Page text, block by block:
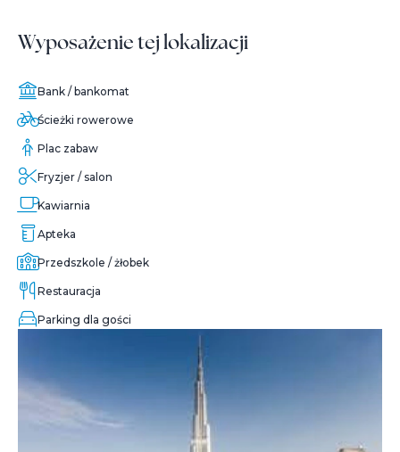
Wyposażenie tej lokalizacji
Bank / bankomat
Ścieżki rowerowe
Plac zabaw
Fryzjer / salon
Kawiarnia
Apteka
Przedszkole / żłobek
Restauracja
Parking dla gości